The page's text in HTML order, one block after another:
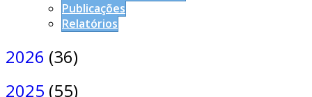
Publicações
Relatórios
2026 (36)
2025 (55)